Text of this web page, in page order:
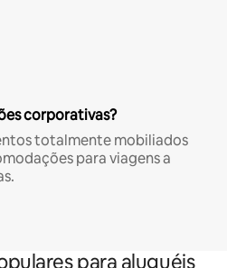
corporativas?
totalmente mobiliados
para viagens a
para aluguéis